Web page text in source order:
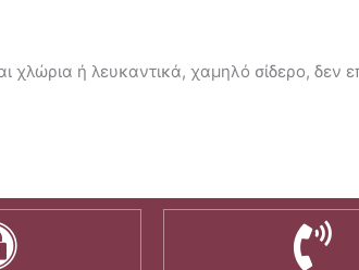
ή λευκαντικά, χαμηλό σίδερο, δεν